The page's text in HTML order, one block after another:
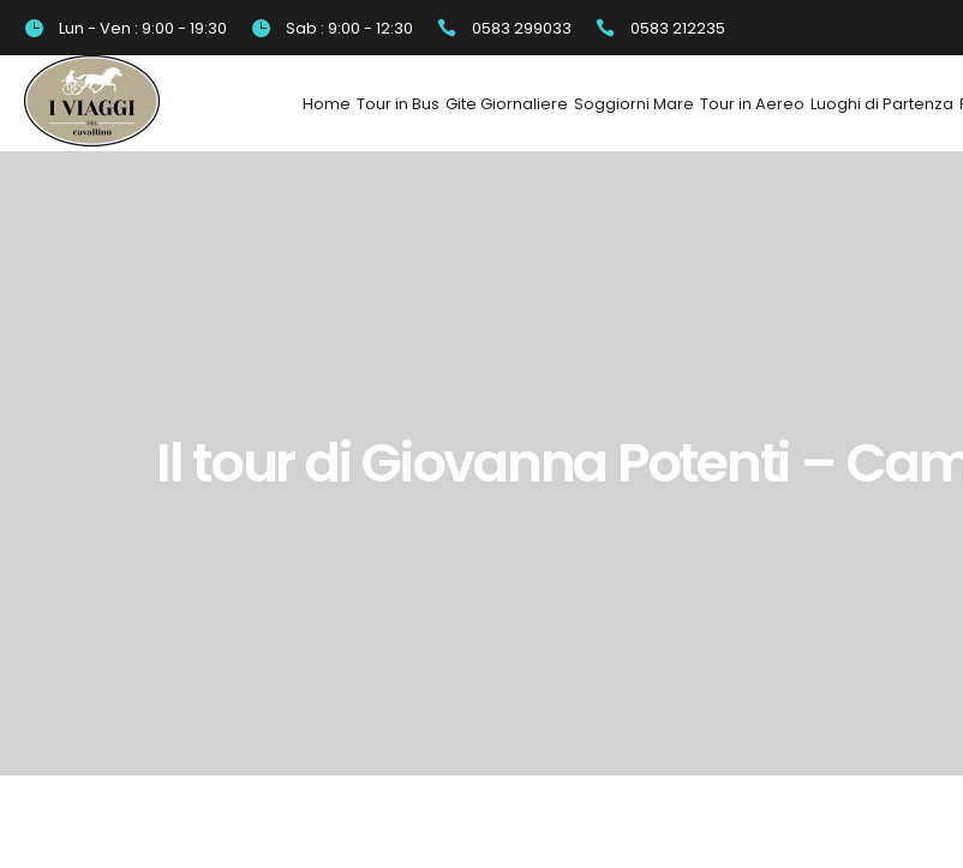
Lun - Ven : 9:00 - 19:30 Sab : 9:00 - 12:30 0583 299033 0583 212235
Home Tour in Bus Gite Giornaliere Soggiorni Mare Tour in Aereo Luoghi di Partenza
Il tour di Giovanna Potenti –